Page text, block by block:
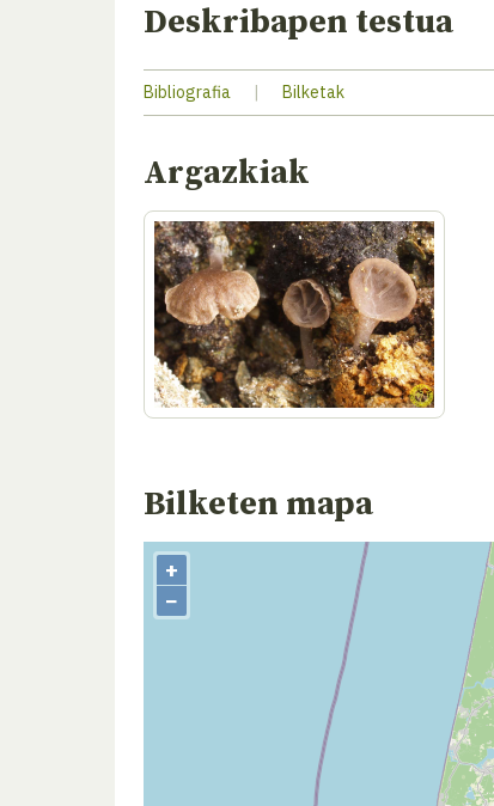
Deskribapen testua
Bibliografia | Bilketak
Argazkiak
Bilketen mapa
+
−